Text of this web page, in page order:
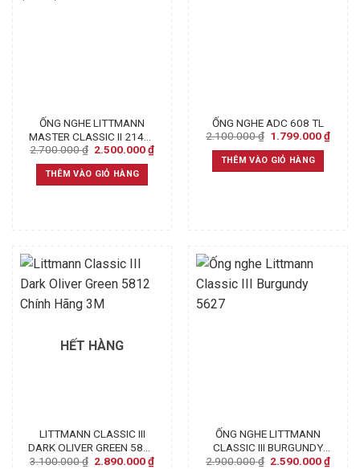
ỐNG NGHE LITTMANN
MASTER CLASSIC II 2144L
(BLACK)
2.700.000₫ Original
was:
2.700.000 ₫.
2.500.000₫Current
THÊM VÀO GIỎ HÀNG
ỐNG NGHE ADC 608 TL
2.100.000₫ Original
was:
2.100.000 ₫.
1.799.000₫
THÊM VÀO GIỎ HÀNG
HẾT HÀNG
LITTMANN CLASSIC III
DARK OLIVER GREEN 5812
CHÍNH HÃNG 3M
3.100.000₫ Original
2.890.000₫Current
ỐNG NGHE LITTMANN
CLASSIC III BURGUNDY
5627
2.900.000₫ Original
2.590.000₫